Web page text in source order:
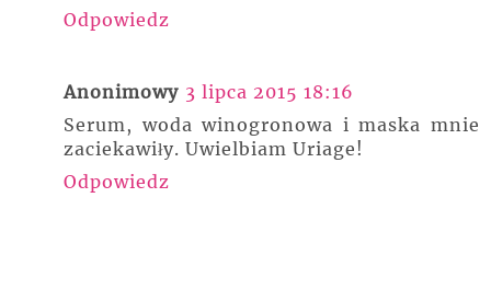
Odpowiedz
Anonimowy 3 lipca 2015 18:16
Serum, woda winogronowa i maska mnie
zaciekawiły. Uwielbiam Uriage!
Odpowiedz